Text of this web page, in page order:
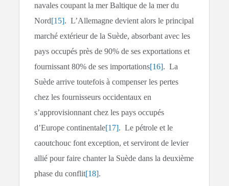
navales coupant la mer Baltique de la mer du
Nord[15]. L’Allemagne devient alors le principal
marché extérieur de la Suède, absorbant avec les
pays occupés près de 90% de ses exportations et
fournissant 80% de ses importations[16]. La
Suède arrive toutefois à compenser les pertes
chez les fournisseurs occidentaux en
s’approvisionnant chez les pays occupés
d’Europe continentale[17]. Le pétrole et le
caoutchouc font exception, et serviront de levier
allié pour faire chanter la Suède dans la deuxième
phase du conflit[18].